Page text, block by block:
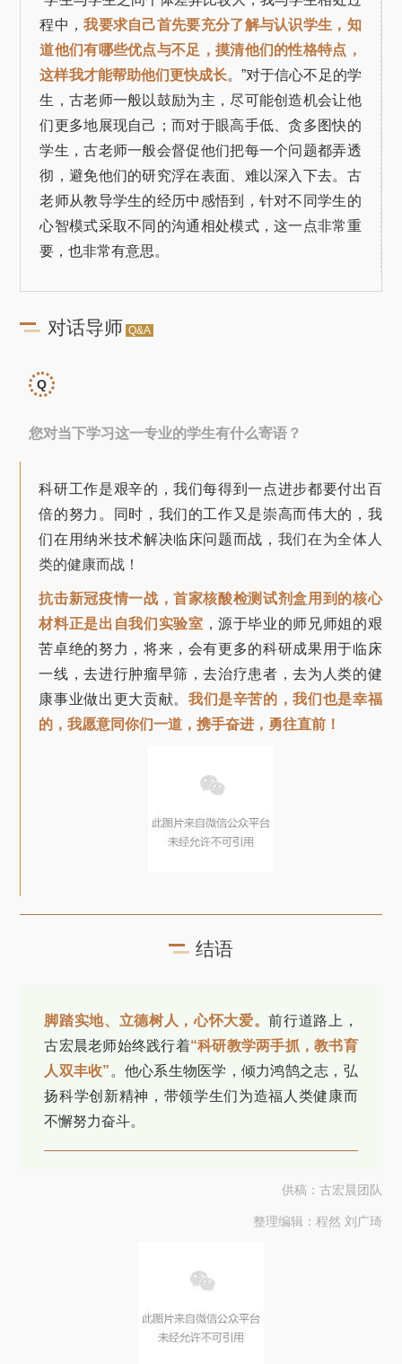
程中，我要求自己首先要充分了解与认识学生，知
道他们有哪些优点与不足，摸清他们的性格特点，
这样我才能帮助他们更快成长。”对于信心不足的学
生，古老师一般以鼓励为主，尽可能创造机会让他
们更多地展现自己；而对于眼高手低、贪多图快的
学生，古老师一般会督促他们把每一个问题都弄透
彻，避免他们的研究浮在表面、难以深入下去。古
老师从教导学生的经历中感悟到，针对不同学生的
心智模式采取不同的沟通相处模式，这一点非常重
要，也非常有意思。
对话导师 Q&A
Q
您对当下学习这一专业的学生有什么寄语？
科研工作是艰辛的，我们每得到一点进步都要付出百
倍的努力。同时，我们的工作又是崇高而伟大的，我
们在用纳米技术解决临床问题而战， 我们在为全体人
类的健康而战！
抗击新冠疫情一战，首家核酸检测试剂盒用到的核心
材料正是出自我们实验室 ，源于毕业的师兄师姐的艰
苦卓绝的努力，将来，会有更多的科研成果用于临床
一线，去进行肿瘤早筛，去治疗患者，去为人类的健
康事业做出更大贡献。 我们是辛苦的，我们也是幸福
的，我愿意同你们一道，携手奋进，勇往直前！
结语
脚踏实地、立德树人，心怀大爱。前行道路上，
古宏晨老师始终践行着“科研教学两手抓，教书育
人双丰收” 。他心系生物医学，倾力鸿鹄之志，弘
扬科学创新精神，带领学生们为造福人类健康而
不懈努力奋斗。
供稿：古宏晨团队
整理编辑：程然 刘广琦